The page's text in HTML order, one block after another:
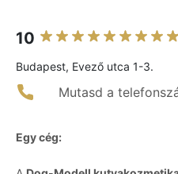
10
Budapest, Evező utca 1-3.
Mutasd a
Egy cég: